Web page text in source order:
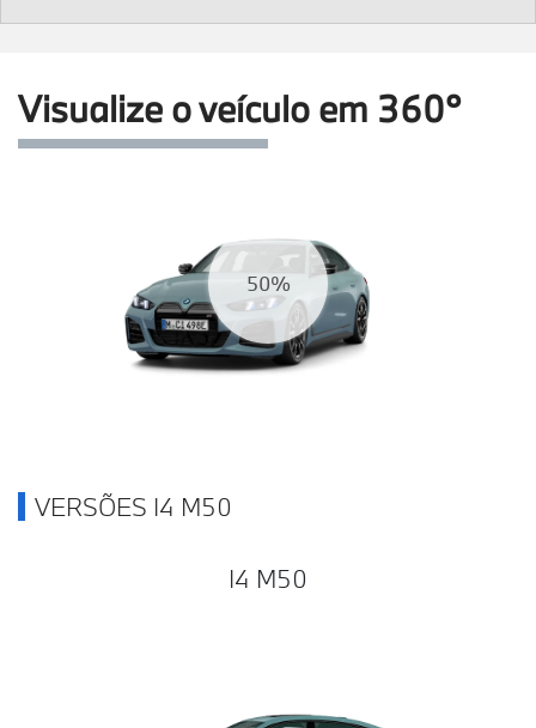
Visualize o veículo em 360°
56%
VERSÕES I4 M50
I4 M50